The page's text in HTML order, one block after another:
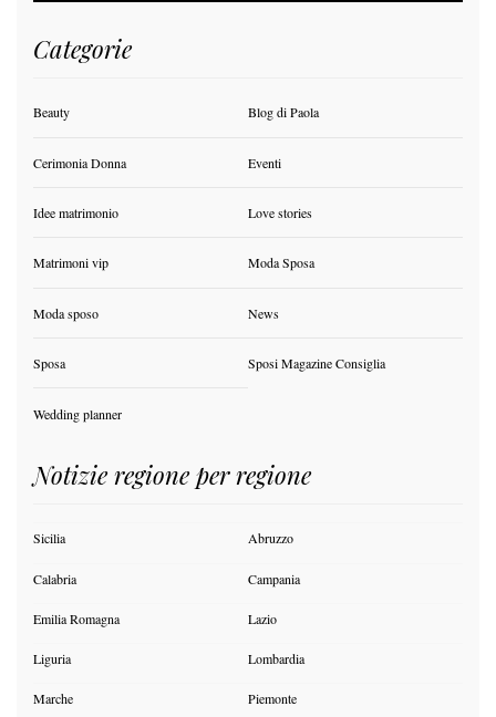
Categorie
Beauty Blog di Paola
Cerimonia Donna Eventi
Idee matrimonio Love stories
Matrimoni vip Moda Sposa
Moda sposo News
Sposa Sposi Magazine Consiglia
Wedding planner
Notizie regione per regione
Sicilia Abruzzo
Calabria Campania
Emilia Romagna Lazio
Liguria Lombardia
Marche Piemonte